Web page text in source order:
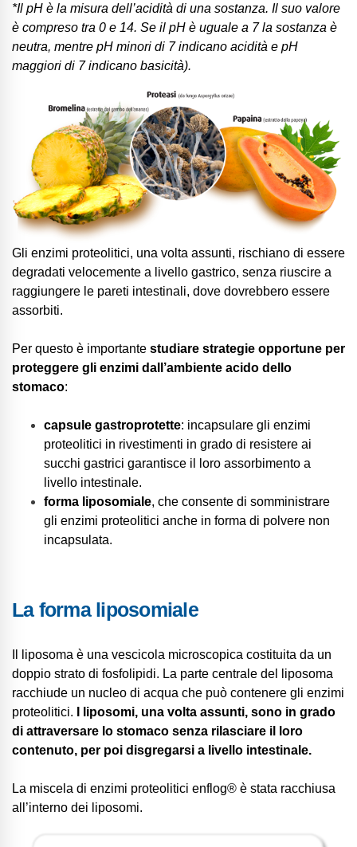
*Il pH è la misura dell’acidità di una sostanza. Il suo valore
è compreso tra 0 e 14. Se il pH è uguale a 7 la sostanza è
neutra, mentre pH minori di 7 indicano acidità e pH
maggiori di 7 indicano basicità).
Gli enzimi proteolitici, una volta assunti, rischiano di essere
degradati velocemente a livello gastrico, senza riuscire a
raggiungere le pareti intestinali, dove dovrebbero essere
assorbiti.
Per questo è importante studiare strategie opportune per
proteggere gli enzimi dall’ambiente acido dello
stomaco:
capsule gastroprotette: incapsulare gli enzimi
proteolitici in rivestimenti in grado di resistere ai
succhi gastrici garantisce il loro assorbimento a
livello intestinale.
forma liposomiale, che consente di somministrare
gli enzimi proteolitici anche in forma di polvere non
incapsulata.
La forma liposomiale
Il liposoma è una vescicola microscopica costituita da un
doppio strato di fosfolipidi. La parte centrale del liposoma
racchiude un nucleo di acqua che può contenere gli enzimi
proteolitici.
I liposomi, una volta assunti, sono in grado
di attraversare lo stomaco senza rilasciare il loro
contenuto, per poi disgregarsi a livello intestinale.
La miscela di enzimi proteolitici enflog® è stata racchiusa
all’interno dei liposomi.